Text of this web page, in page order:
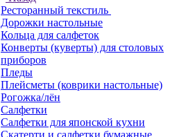
Ресторанный текстиль
Дорожки настольные
Кольца для салфеток
Конверты (куверты) для столовых
приборов
Пледы
Плейсметы (коврики настольные)
Рогожка/лён
Салфетки
Салфетки для японской кухни
Скатерти и салфетки бумажные